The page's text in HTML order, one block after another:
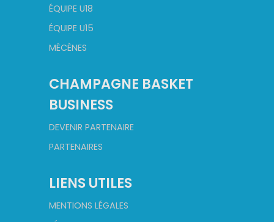
ÉQUIPE U18
ÉQUIPE U15
MÉCÈNES
CHAMPAGNE BASKET
BUSINESS
DEVENIR PARTENAIRE
PARTENAIRES
LIENS UTILES
MENTIONS LÉGALES